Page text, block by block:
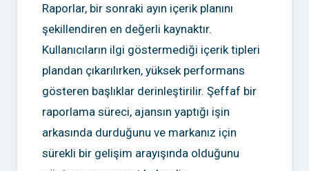
Raporlar, bir sonraki ayın içerik planını
şekillendiren en değerli kaynaktır.
Kullanıcıların ilgi göstermediği içerik tipleri
plandan çıkarılırken, yüksek performans
gösteren başlıklar derinleştirilir. Şeffaf bir
raporlama süreci, ajansın yaptığı işin
arkasında durduğunu ve markanız için
sürekli bir gelişim arayışında olduğunu